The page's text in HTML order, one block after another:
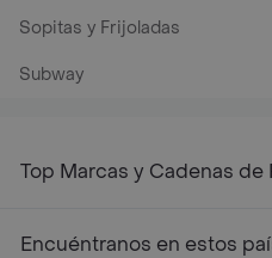
Sopitas y Frijoladas
Subway
Top Marcas y Cadenas de
Encuéntranos en estos